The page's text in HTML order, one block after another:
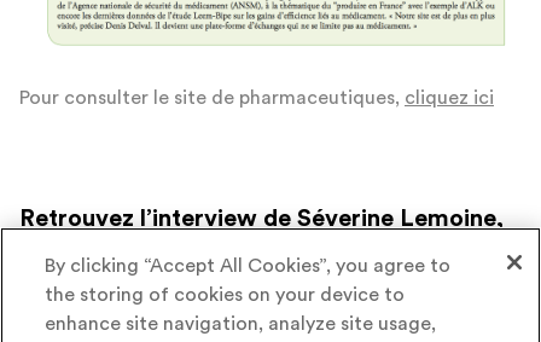
Pour consulter le site de pharmaceutiques, cliquez ici
Retrouvez l’interview de Séverine Lemoine,
By clicking “Accept All Cookies”, you agree to
the storing of cookies on your device to
enhance site navigation, analyze site usage,